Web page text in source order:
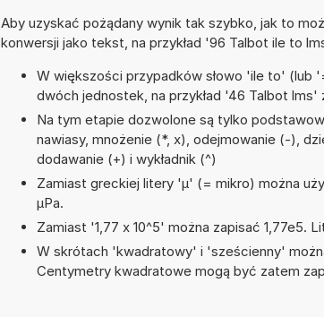
Aby uzyskać pożądany wynik tak szybko, jak to
konwersji jako tekst, na przykład '96 Talbot ile to
W większości przypadków słowo 'ile to' (lub
dwóch jednostek, na przykład '46 Talbot
Na tym etapie dozwolone są tylko
nawiasy, mnożenie (*, x), odejmowanie (-),
dodawanie (+) i wykładnik (^)
Zamiast greckiej litery 'µ' (= mikro) można
µPa.
Zamiast '1,77 x 10^5' można zapisać 1,77e5.
W skrótach 'kwadratowy' i 'sześcienny'
Centymetry kwadratowe mogą być zatem